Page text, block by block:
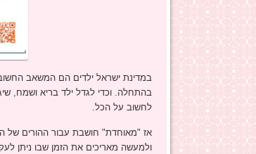
במדינת ישראל ילדים הם המשאב
בהתחלה. וכדי לגדל ילד בריא ושמח,
לחשוב על הכל.
אז "מאוחדת" חושבת עבור ההורים של
ולמעשה מאריכים את הזמן שבו ניתן